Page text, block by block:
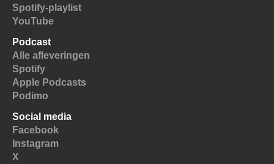
Spotify-playlist
YouTube
Podcast
Alle afleveringen
Spotify
Apple Podcasts
Podimo
Social media
Facebook
Instagram
X